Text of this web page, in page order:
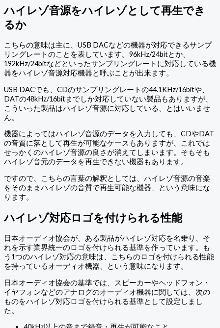
ハイレゾ音源をハイレゾとして再生でき
るか
こちらの意味は主に、USB DACなどの機器が対応できるサンプ
リングレートのことを表しています。96kHz/24bitとか、
192kHz/24bitなどといったサンプリングレートに対応している機
器をハイレゾ音源対応機器と呼ぶことが出来ます。
USB DACでも、CDのサンプリングレートの44.1KHz/16bitや、
DATの48kHz/16bitまでしか対応していない製品もありますが、
こういった製品はハイレゾ音源に対応している、とはいいませ
ん。
機器によってはハイレゾ音源のデータを入力しても、CDやDAT
の音質に落として再生が可能なケースもありますが、これでは
せっかくのハイレゾ音源の良さが消えてしまいます。そもそも
ハイレゾ音元のデータを再生できない機器もあります。
ですので、こちらの言葉の解釈としては、ハイレゾ音源の音楽
をそのままハイレゾの音質で再生可能な機器、という意味にな
ります。
ハイレゾ対応ロゴを付けられる性能
日本オーディオ協会が、ある製品がハイレゾ対応を名乗り、そ
れを示す業界統一のロゴを付けられる基準を作っています。も
う1つのハイレゾ対応の意味は、こちらのロゴを付けられる性能
を持っているオーディオ機器、という意味になります。
日本オーディオ協会の基準では、スピーカーやヘッドフォン・
イヤフォンなどのアナログのオーディオ機器に関しては、次の
ものをハイレゾ対応ロゴを付けられる基準として設定しまし
た。